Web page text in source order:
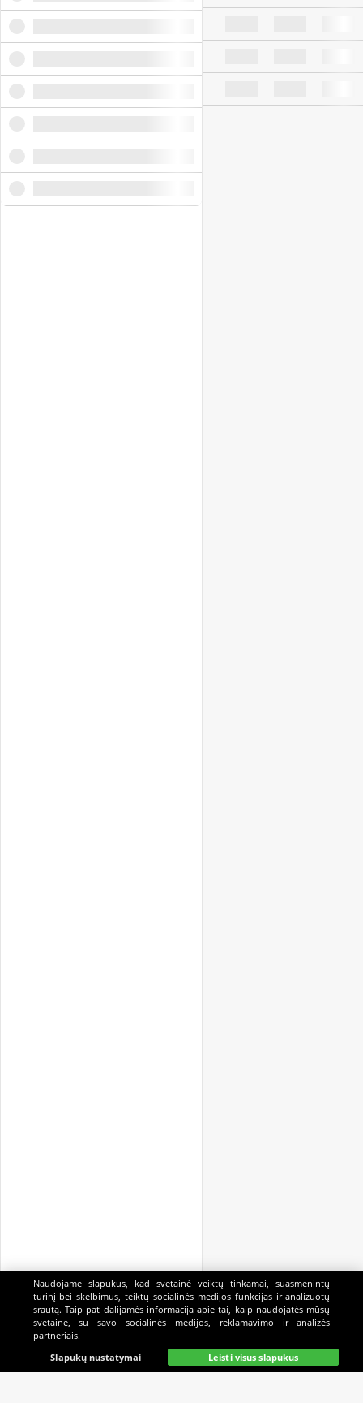
Pagrindinis Gyvai Paieška Mano Kazino
Naudojame slapukus, kad svetainė veiktų tinkamai, suasmenintų
turinį bei skelbimus, teiktų socialinės medijos funkcijas ir analizuotų
srautą. Taip pat dalijamės informacija apie tai, kaip naudojatės mūsų
svetaine, su savo socialinės medijos, reklamavimo ir analizės
partneriais.
Slapukų nustatymai
Leisti visus slapukus